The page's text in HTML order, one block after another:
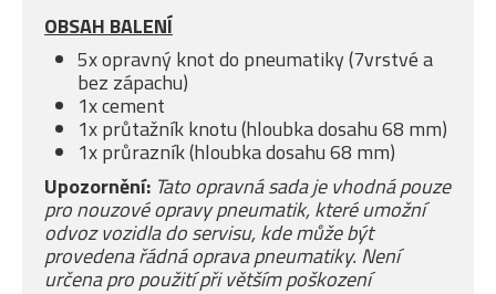
OBSAH BALENÍ
5x opravný knot do pneumatiky (7vrstvé a
bez zápachu)
1x cement
1x průtažník knotu (hloubka dosahu 68 mm)
1x průrazník (hloubka dosahu 68 mm)
Upozornění: Tato opravná sada je vhodná pouze
pro nouzové opravy pneumatik, které umožní
odvoz vozidla do servisu, kde může být
provedena řádná oprava pneumatiky. Není
určena pro použití při větším poškození